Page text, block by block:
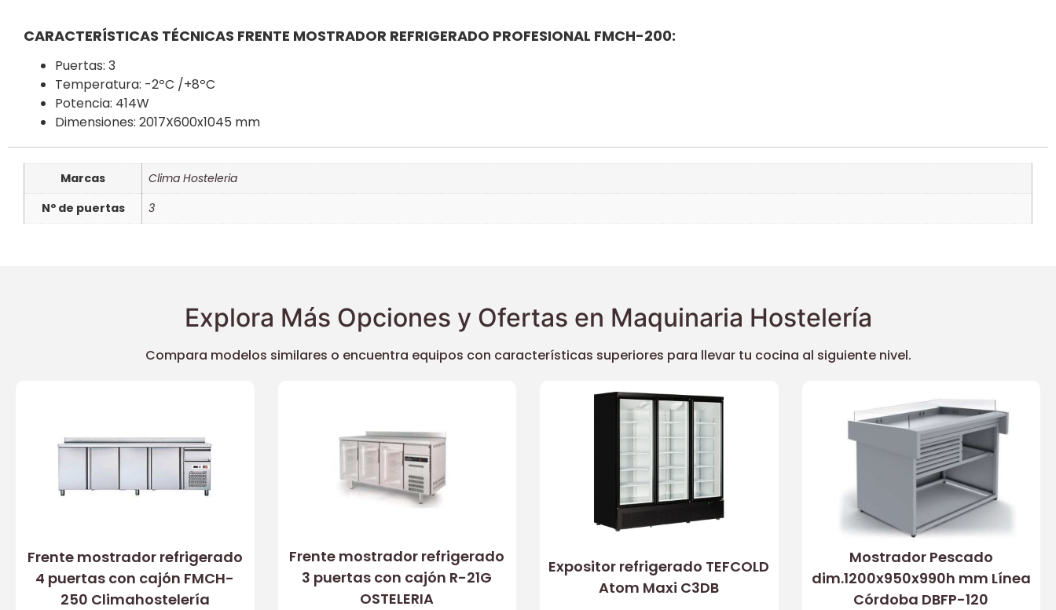
CARACTERÍSTICAS TÉCNICAS FRENTE MOSTRADOR REFRIGERADO PROFESIONAL FMCH-200:
Puertas: 3
Temperatura: -2ºC /+8ºC
Potencia: 414W
Dimensiones: 2017X600x1045 mm
Marcas
Clima Hosteleria
Nº de puertas
3
Explora Más Opciones y Ofertas en Maquinaria Hostelería
Compara modelos similares o encuentra equipos con características superiores para llevar tu cocina al siguiente nivel.
Frente mostrador refrigerado
4 puertas con cajón FMCH-
250 Climahostelería
Frente mostrador refrigerado
3 puertas con cajón R-21G
OSTELERIA
Expositor refrigerado TEFCOLD
Atom Maxi C3DB
Mostrador Pescado
dim.1200x950x990h mm Línea
Córdoba DBFP-120